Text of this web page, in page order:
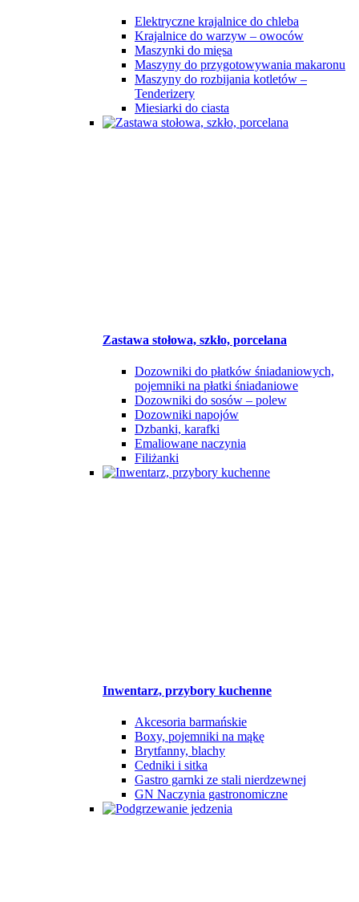
Elektryczne krajalnice do chleba
Krajalnice do warzyw – owoców
Maszynki do mięsa
Maszyny do przygotowywania makaronu
Maszyny do rozbijania kotletów –
Tenderizery
Miesiarki do ciasta
Zastawa stołowa, szkło, porcelana
Dozowniki do płatków śniadaniowych,
pojemniki na płatki śniadaniowe
Dozowniki do sosów – polew
Dozowniki napojów
Dzbanki, karafki
Emaliowane naczynia
Filiżanki
Inwentarz, przybory kuchenne
Akcesoria barmańskie
Boxy, pojemniki na mąkę
Brytfanny, blachy
Cedniki i sitka
Gastro garnki ze stali nierdzewnej
GN Naczynia gastronomiczne